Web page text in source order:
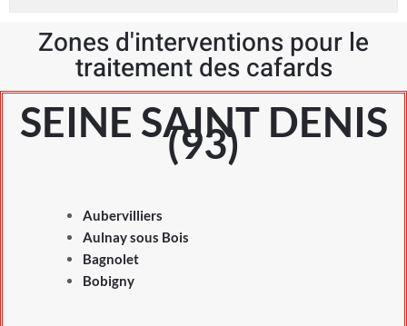
Zones d'interventions pour le
traitement des cafards
SEINE SAINT DENIS
(93)
Aubervilliers
Aulnay sous Bois
Bagnolet
Bobigny